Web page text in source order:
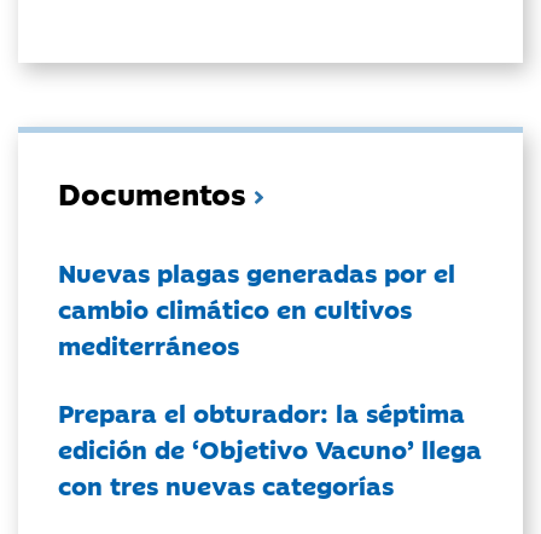
Documentos
Nuevas plagas generadas por el
cambio climático en cultivos
mediterráneos
Prepara el obturador: la séptima
edición de ‘Objetivo Vacuno’ llega
con tres nuevas categorías